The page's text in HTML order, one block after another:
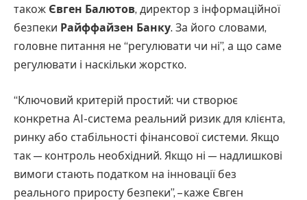
також Євген Балютов, директор з інформаційної
безпеки Райффайзен Банку. За його словами,
головне питання не “регулювати чи ні”, а що саме
регулювати і наскільки жорстко.
“Ключовий критерій простий: чи створює
конкретна AI-система реальний ризик для клієнта,
ринку або стабільності фінансової системи. Якщо
так — контроль необхідний. Якщо ні — надлишкові
вимоги стають податком на інновації без
реального приросту безпеки”, – каже Євген